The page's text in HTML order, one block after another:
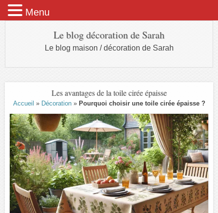
Le blog décoration de Sarah
Le blog maison / décoration de Sarah
Les avantages de la toile cirée épaisse
Accueil » Décoration» Pourquoi choisir une toile cirée épaisse ?
Menu